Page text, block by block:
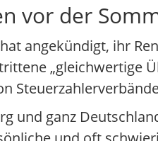
vor der
angekündigt, ihr
„gleichwertige
und ganz